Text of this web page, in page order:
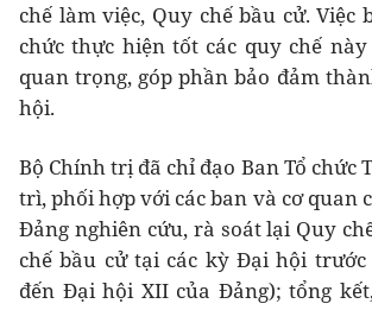
chế làm việc, Quy chế bầu cử. Việc
chức thực hiện tốt các quy chế
quan trọng, góp phần bảo đảm
hội.
Bộ Chính trị đã chỉ đạo Ban Tổ chức
trì, phối hợp với các ban và cơ quan
Đảng nghiên cứu, rà soát lại Quy
chế bầu cử tại các kỳ Đại hội
đến Đại hội XII của Đảng); tổng